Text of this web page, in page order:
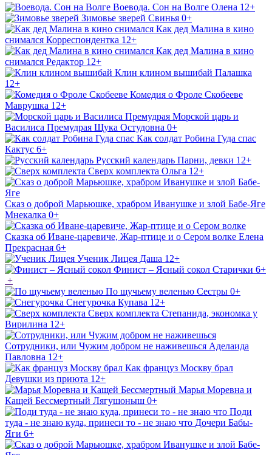
Воевода. Сон на Волге Олена 12+
Зимовье зверей Свинья 0+
Как дед Малина в кино
снимался Корреспондентка 12+
Как дед Малина в кино
снимался Редактор 12+
Клин клином вышибай Палашка
12+
Комедия о Фроле Скобееве
Маврушка 12+
Морской царь и
Василиса Премудрая Щука Остудовна 0+
Как солдат Робина Гуда спас
Кактус 6+
Русский календарь Парни, девки 12+
Сверх комплекта Ольга 12+
Сказ о доброй Марьюшке, храбром Иванушке и злой Бабе-Яге
Мнекалка 0+
Сказка об Иване-царевиче, Жар-птице и о Сером волке Елена
Прекрасная 6+
Ученик Лицея Даша 12+
Финист – Ясный сокол Старички 6+
+
По щучьему веленью Сестры 0+
Снегурочка Купава 12+
Сверх комплекта Степанида, экономка у
Вирилина 12+
Сотрудники, или Чужим добром не наживешься Аделаида
Павловна 12+
Как француз Москву брал
Девушки из приюта 12+
Марья Моревна и
Кащей Бессмертный Лягушоныш 0+
Поди
туда - не знаю куда, принеси то - не знаю что Дочери Бабы-
Яги 6+